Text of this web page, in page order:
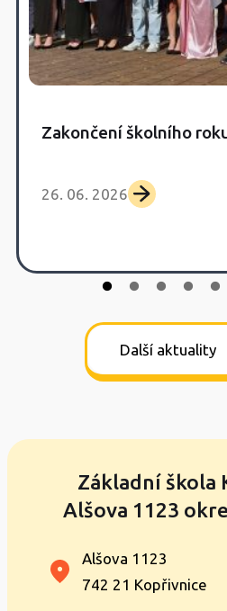
Zakončení školního
26. 06. 2026
Další aktuality
Základní škola
Alšova 1123
Alšova 1123
742 21 Kopřivnice